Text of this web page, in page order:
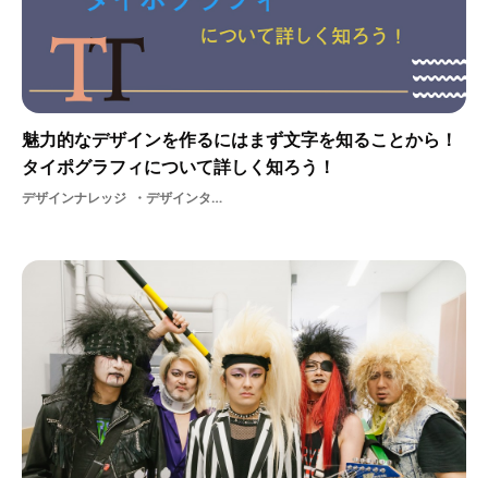
魅力的なデザインを作るにはまず文字を知ることから！
タイポグラフィについて詳しく知ろう！
デザインナレッジ デザインタイポグラフィ文字基礎基礎知識